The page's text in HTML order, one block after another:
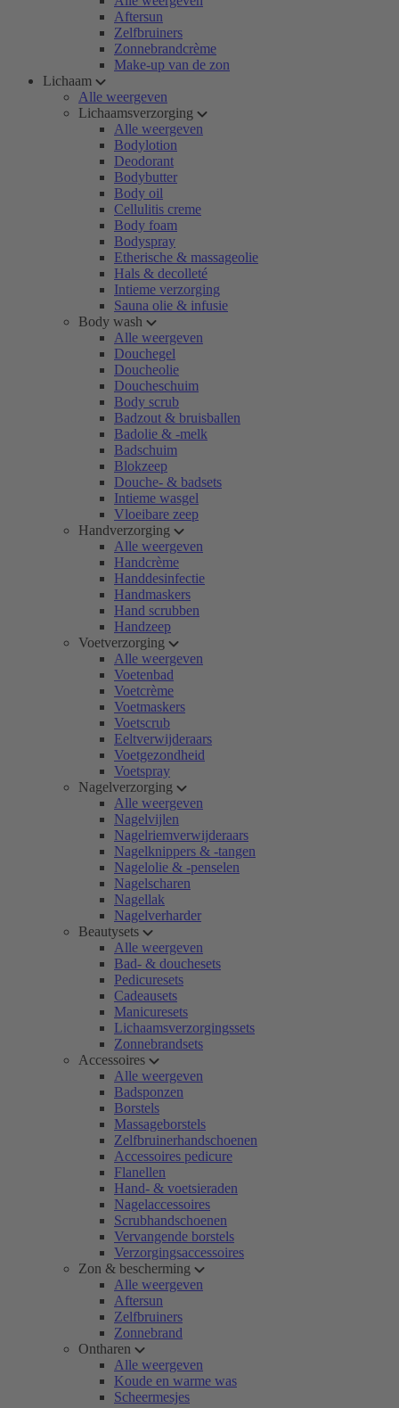
Aftersun
Zelfbruiners
Zonnebrandcrème
Make-up van de zon
Lichaam
Alle weergeven
Lichaamsverzorging
Alle weergeven
Bodylotion
Deodorant
Bodybutter
Body oil
Cellulitis creme
Body foam
Bodyspray
Etherische & massageolie
Hals & decolleté
Intieme verzorging
Sauna olie & infusie
Body wash
Alle weergeven
Douchegel
Doucheolie
Doucheschuim
Body scrub
Badzout & bruisballen
Badolie & -melk
Badschuim
Blokzeep
Douche- & badsets
Intieme wasgel
Vloeibare zeep
Handverzorging
Alle weergeven
Handcrème
Handdesinfectie
Handmaskers
Hand scrubben
Handzeep
Voetverzorging
Alle weergeven
Voetenbad
Voetcrème
Voetmaskers
Voetscrub
Eeltverwijderaars
Voetgezondheid
Voetspray
Nagelverzorging
Alle weergeven
Nagelvijlen
Nagelriemverwijderaars
Nagelknippers & -tangen
Nagelolie & -penselen
Nagelscharen
Nagellak
Nagelverharder
Beautysets
Alle weergeven
Bad- & douchesets
Pedicuresets
Cadeausets
Manicuresets
Lichaamsverzorgingssets
Zonnebrandsets
Accessoires
Alle weergeven
Badsponzen
Borstels
Massageborstels
Zelfbruinerhandschoenen
Accessoires pedicure
Flanellen
Hand- & voetsieraden
Nagelaccessoires
Scrubhandschoenen
Vervangende borstels
Verzorgingsaccessoires
Zon & bescherming
Alle weergeven
Aftersun
Zelfbruiners
Zonnebrand
Ontharen
Alle weergeven
Koude en warme was
Scheermesjes